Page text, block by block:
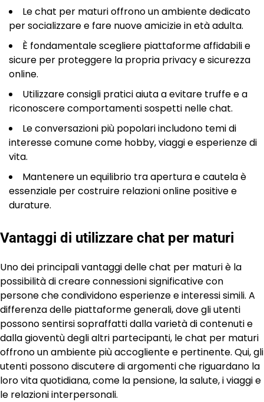
Le chat per maturi offrono un ambiente dedicato
per socializzare e fare nuove amicizie in età adulta.
È fondamentale scegliere piattaforme affidabili e
sicure per proteggere la propria privacy e sicurezza
online.
Utilizzare consigli pratici aiuta a evitare truffe e a
riconoscere comportamenti sospetti nelle chat.
Le conversazioni più popolari includono temi di
interesse comune come hobby, viaggi e esperienze di
vita.
Mantenere un equilibrio tra apertura e cautela è
essenziale per costruire relazioni online positive e
durature.
Vantaggi di utilizzare chat per maturi
Uno dei principali vantaggi delle chat per maturi è la
possibilità di creare connessioni significative con
persone che condividono esperienze e interessi simili. A
differenza delle piattaforme generali, dove gli utenti
possono sentirsi sopraffatti dalla varietà di contenuti e
dalla gioventù degli altri partecipanti, le chat per maturi
offrono un ambiente più accogliente e pertinente. Qui, gli
utenti possono discutere di argomenti che riguardano la
loro vita quotidiana, come la pensione, la salute, i viaggi e
le relazioni interpersonali.